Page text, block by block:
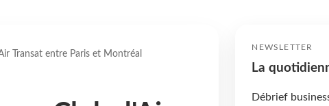
Transat entre Paris et Montréal
NEWSLETTER
La
Débrief